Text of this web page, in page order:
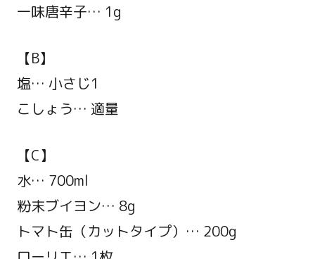
一味唐辛子… 1g
【B】
塩… 小さじ1
こしょう… 適量
【C】
水… 700ml
粉末ブイヨン… 8g
トマト缶（カットタイプ）… 200g